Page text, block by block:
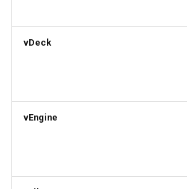
vDeck
vEngine